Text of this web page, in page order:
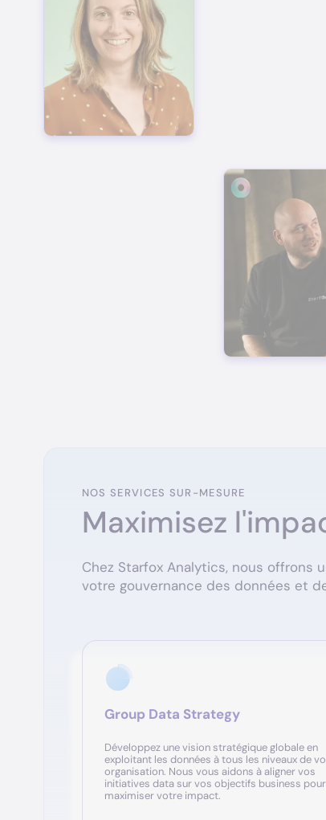
NOS SERVICES SUR-MESURE
Maximisez
Chez Starfox Analytics, nous
votre gouvernance des données et
Group Data Strategy
Développez une vision stratégique globale en
exploitant les données à tous les niveaux de
organisation. Nous vous aidons à aligner vos
initiatives data sur vos objectifs business pour
maximiser votre impact.